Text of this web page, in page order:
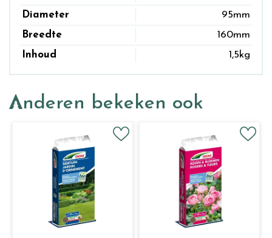
Diameter
95mm
Breedte
160mm
Inhoud
1,5kg
Anderen bekeken ook